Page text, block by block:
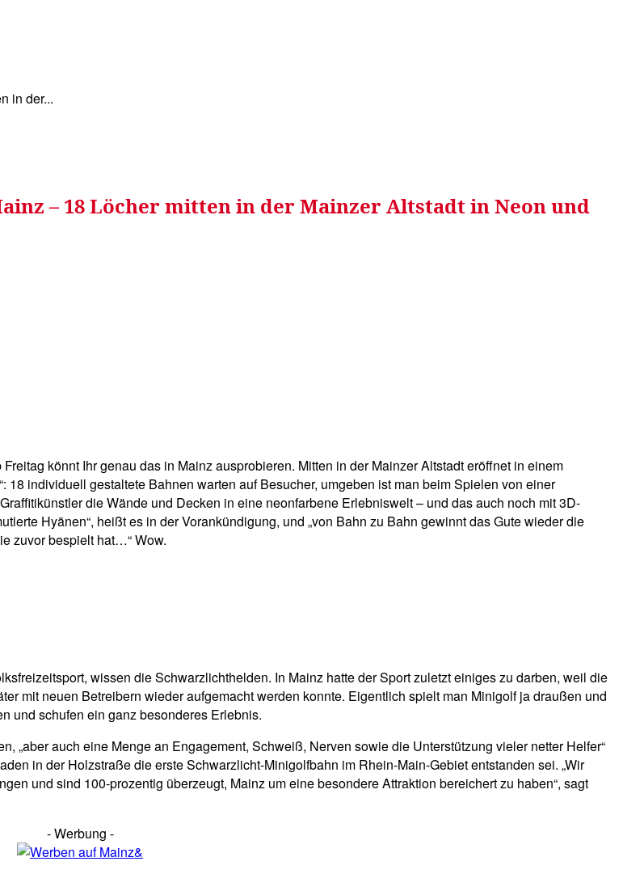
in der...
– 18 Löcher mitten in der Mainzer Altstadt in Neon und
könnt Ihr genau das in Mainz ausprobieren. Mitten in der Mainzer Altstadt eröffnet in einem
individuell gestaltete Bahnen warten auf Besucher, umgeben ist man beim Spielen von einer
die Wände und Decken in eine neonfarbene Erlebniswelt – und das auch noch mit 3D-
Hyänen“, heißt es in der Vorankündigung, und „von Bahn zu Bahn gewinnt das Gute wieder die
zuvor bespielt hat…“ Wow.
wissen die Schwarzlichthelden. In Mainz hatte der Sport zuletzt einiges zu darben, weil die
mit neuen Betreibern wieder aufgemacht werden konnte. Eigentlich spielt man Minigolf ja draußen und
und schufen ein ganz besonderes Erlebnis.
„aber auch eine Menge an Engagement, Schweiß, Nerven sowie die Unterstützung vieler netter Helfer“
in der Holzstraße die erste Schwarzlicht-Minigolfbahn im Rhein-Main-Gebiet entstanden sei. „Wir
und sind 100-prozentig überzeugt, Mainz um eine besondere Attraktion bereichert zu haben“, sagt
- Werbung -